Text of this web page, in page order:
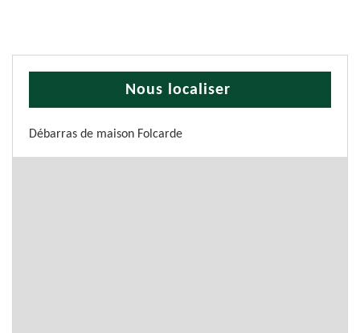
Nous localiser
Débarras de maison Folcarde